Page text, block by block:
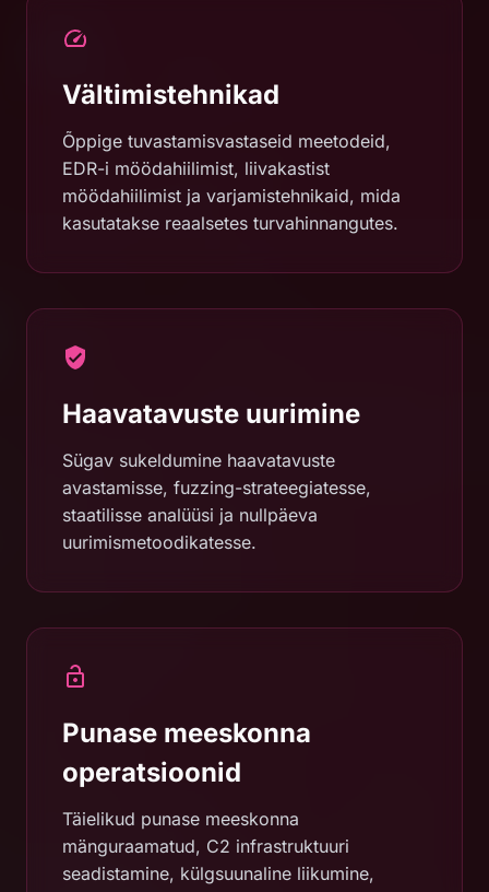
Vältimistehnikad
Õppige tuvastamisvastaseid meetodeid,
EDR-i möödahiilimist, liivakastist
möödahiilimist ja varjamistehnikaid, mida
kasutatakse reaalsetes turvahinnangutes.
Haavatavuste uurimine
Sügav sukeldumine haavatavuste
avastamisse, fuzzing-strateegiatesse,
staatilisse analüüsi ja nullpäeva
uurimismetoodikatesse.
Punase meeskonna
operatsioonid
Täielikud punase meeskonna
mänguraamatud, C2 infrastruktuuri
seadistamine, külgsuunaline liikumine,